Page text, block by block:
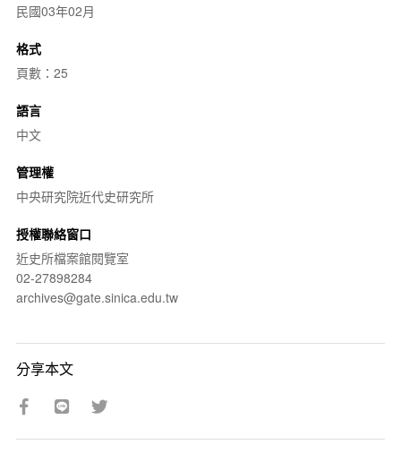
民國03年02月
格式
頁數：25
語言
中文
管理權
中央研究院近代史研究所
授權聯絡窗口
近史所檔案館閱覽室
02-27898284
archives@gate.sinica.edu.tw
分享本文